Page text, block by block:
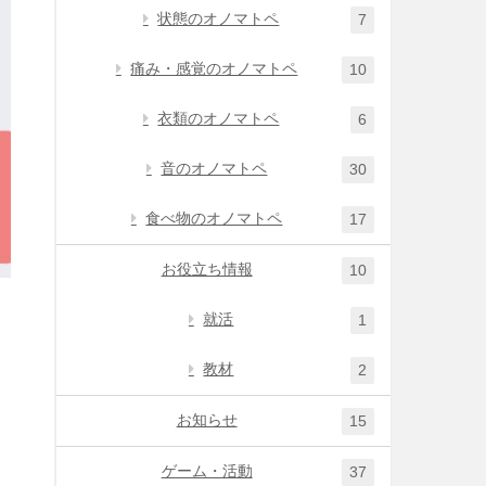
状態のオノマトペ 7
痛み・感覚のオノマトペ 10
衣類のオノマトペ 6
音のオノマトペ 30
食べ物のオノマトペ 17
お役立ち情報 10
就活 1
教材 2
お知らせ 15
ゲーム・活動 37